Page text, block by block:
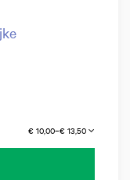
€ 10,00–€ 13,50